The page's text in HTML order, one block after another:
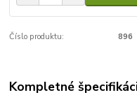
Číslo produktu: 896
Kompletné